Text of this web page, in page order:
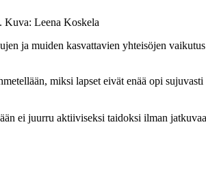
Kuva: Leena Koskela
ja muiden kasvattavien yhteisöjen
miksi lapset eivät enää opi sujuvasti
ei juurru aktiiviseksi taidoksi ilman